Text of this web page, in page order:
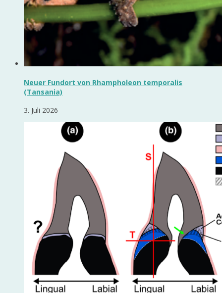
Neuer Fundort von Rhampholeon temporalis
(Tansania)
3. Juli 2026